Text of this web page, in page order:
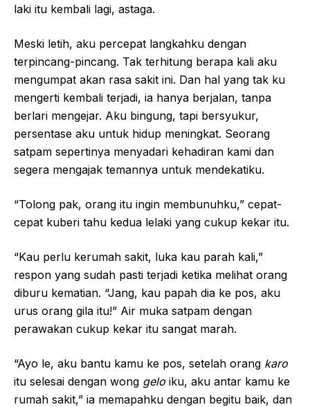
laki itu kembali lagi, astaga.
Meski letih, aku percepat langkahku dengan
terpincang-pincang. Tak terhitung berapa kali aku
mengumpat akan rasa sakit ini. Dan hal yang tak ku
mengerti kembali terjadi, ia hanya berjalan, tanpa
berlari mengejar. Aku bingung, tapi bersyukur,
persentase aku untuk hidup meningkat. Seorang
satpam sepertinya menyadari kehadiran kami dan
segera mengajak temannya untuk mendekatiku.
“Tolong pak, orang itu ingin membunuhku,” cepat-
cepat kuberi tahu kedua lelaki yang cukup kekar itu.
“Kau perlu kerumah sakit, luka kau parah kali,”
respon yang sudah pasti terjadi ketika melihat orang
diburu kematian. “Jang, kau papah dia ke pos, aku
urus orang gila itu!” Air muka satpam dengan
perawakan cukup kekar itu sangat marah.
“Ayo le, aku bantu kamu ke pos, setelah orang karo
itu selesai dengan wong gelo iku, aku antar kamu ke
rumah sakit,” ia memapahku dengan begitu baik, dan